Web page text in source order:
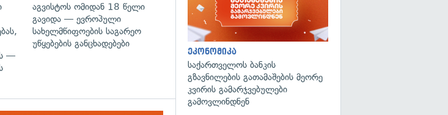
—
აგვისტოს ომიდან 18 წელი
გავიდა — ევროპული
სახელმწიფოების საგარეო
უწყებების განცხადებები
ეკონომიკა
საქართველოს ბანკის
გზავნილების გათამაშების მეორე
კვირის გამარჯვებულები
გამოვლინდნენ